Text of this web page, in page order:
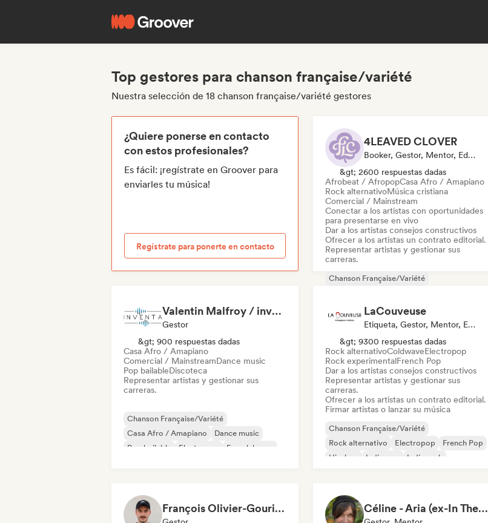
Top gestores para chanson française/variété
Nuestra selección de 18 chanson française/variété gestores
¿Quiere ponerse en contacto
con estos profesionales?
Es fácil: ¡regístrate en Groover para
enviarles tu música!
Regístrate para ponerte en contacto
4LEAVED CLOVER
Booker, Gestor, Mentor, Editor
&gt; 2600 respuestas dadas
Afrobeat / AfropopCasa Afro / Amapiano
Rock alternativoMúsica cristiana
Comercial / Mainstream
Conectar a los artistas con oportunidades
para presentarse en vivo
Dar a los artistas consejos constructivos
Ofrecer a los artistas un contrato editorial.
Representar artistas y gestionar sus
carreras.
Chanson Française/Variété
Música cristiana
Nouvelle scene
Pop rock
Rap francés Cantautor
Valentin Malfroy / inventa
Gestor
&gt; 900 respuestas dadas
Casa Afro / Amapiano
Comercial / MainstreamDance music
Pop bailableDiscoteca
Representar artistas y gestionar sus
carreras.
Chanson Française/Variété
Casa Afro / Amapiano
Dance music
Pop bailable
Electropop
French house
LaCouveuse
Etiqueta, Gestor, Mentor, Editor
&gt; 9300 respuestas dadas
Rock alternativoColdwaveElectropop
Rock experimentalFrench Pop
Dar a los artistas consejos constructivos
Representar artistas y gestionar sus
carreras.
Ofrecer a los artistas un contrato editorial.
Firmar artistas o lanzar su música
Chanson Française/Variété
Rock alternativo
Electropop
French Pop
Hip-hop
Indie pop
Indie rock
François Olivier-Gouriou Céline - Aria (ex-In The Sun Prod)